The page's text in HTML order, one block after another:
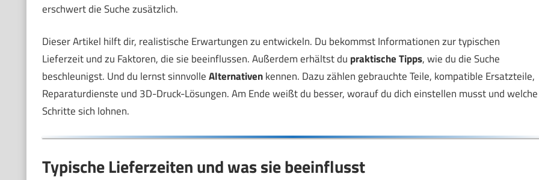
erschwert die Suche zusätzlich.
Dieser Artikel hilft dir, realistische Erwartungen zu entwickeln. Du bekommst Informationen zur typischen
Lieferzeit und zu Faktoren, die sie beeinflussen. Außerdem erhältst du praktische Tipps, wie du die Suche
beschleunigst. Und du lernst sinnvolleAlternativenkennen. Dazu zählen gebrauchte Teile, kompatible Ersatzteile,
Reparaturdienste und 3D-Druck-Lösungen. Am Ende weißt du besser, worauf du dich einstellen musst und welche
Schritte sich lohnen.
Typische Lieferzeiten und was sie beeinflusst